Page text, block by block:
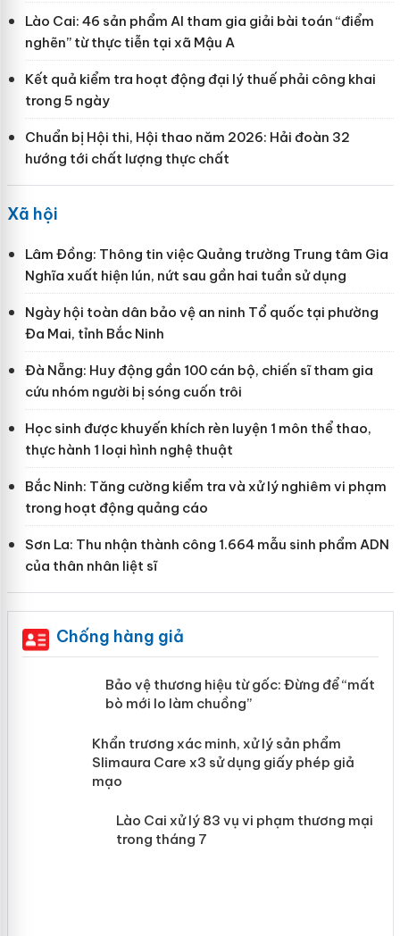
Lào Cai: 46 sản phẩm AI tham gia giải bài toán “điểm
nghẽn” từ thực tiễn tại xã Mậu A
Kết quả kiểm tra hoạt động đại lý thuế phải công khai
trong 5 ngày
Chuẩn bị Hội thi, Hội thao năm 2026: Hải đoàn 32
hướng tới chất lượng thực chất
Xã hội
Lâm Đồng: Thông tin việc Quảng trường Trung tâm Gia
Nghĩa xuất hiện lún, nứt sau gần hai tuần sử dụng
Ngày hội toàn dân bảo vệ an ninh Tổ quốc tại phường
Đa Mai, tỉnh Bắc Ninh
Đà Nẵng: Huy động gần 100 cán bộ, chiến sĩ tham gia
cứu nhóm người bị sóng cuốn trôi
Học sinh được khuyến khích rèn luyện 1 môn thể thao,
thực hành 1 loại hình nghệ thuật
Bắc Ninh: Tăng cường kiểm tra và xử lý nghiêm vi phạm
trong hoạt động quảng cáo
Sơn La: Thu nhận thành công 1.664 mẫu sinh phẩm ADN
của thân nhân liệt sĩ
Chống hàng giả
Bảo vệ thương hiệu từ gốc: Đừng để
“mất bò mới lo làm chuồng”
Slimaura Care x3 sử dụng giấy phép
giả mạo